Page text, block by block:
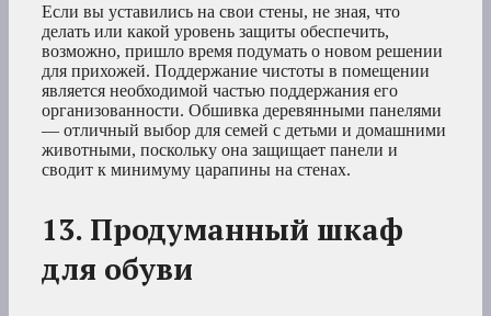
Если вы уставились на свои стены, не зная, что
делать или какой уровень защиты обеспечить,
возможно, пришло время подумать о новом решении
для прихожей. Поддержание чистоты в помещении
является необходимой частью поддержания его
организованности. Обшивка деревянными панелями
— отличный выбор для семей с детьми и домашними
животными, поскольку она защищает панели и
сводит к минимуму царапины на стенах.
13. Продуманный шкаф
для обуви